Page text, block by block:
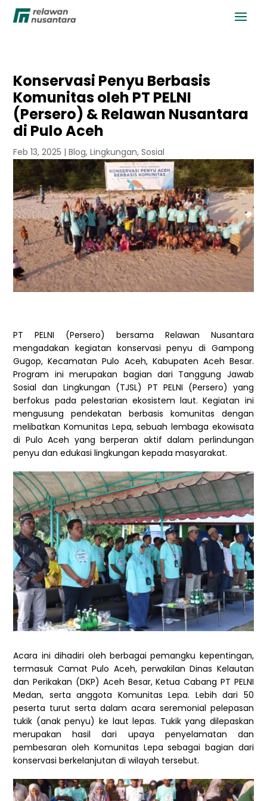
Konservasi Penyu Berbasis
Komunitas oleh PT PELNI
(Persero) & Relawan Nusantara
di Pulo Aceh
Feb 13, 2025 |Blog,Lingkungan,Sosial
PT PELNI (Persero) bersama Relawan Nusantara
mengadakan kegiatan konservasi penyu di Gampong
Gugop, Kecamatan Pulo Aceh, Kabupaten Aceh Besar.
Program ini merupakan bagian dari Tanggung Jawab
Sosial dan Lingkungan (TJSL) PT PELNI (Persero) yang
berfokus pada pelestarian ekosistem laut. Kegiatan ini
mengusung pendekatan berbasis komunitas dengan
melibatkan Komunitas Lepa, sebuah lembaga ekowisata
di Pulo Aceh yang berperan aktif dalam perlindungan
penyu dan edukasi lingkungan kepada masyarakat.
Acara ini dihadiri oleh berbagai pemangku kepentingan,
termasuk Camat Pulo Aceh, perwakilan Dinas Kelautan
dan Perikakan (DKP) Aceh Besar, Ketua Cabang PT PELNI
Medan, serta anggota Komunitas Lepa. Lebih dari 50
peserta turut serta dalam acara seremonial pelepasan
tukik (anak penyu) ke laut lepas. Tukik yang dilepaskan
merupakan hasil dari upaya penyelamatan dan
pembesaran oleh Komunitas Lepa sebagai bagian dari
konservasi berkelanjutan di wilayah tersebut.